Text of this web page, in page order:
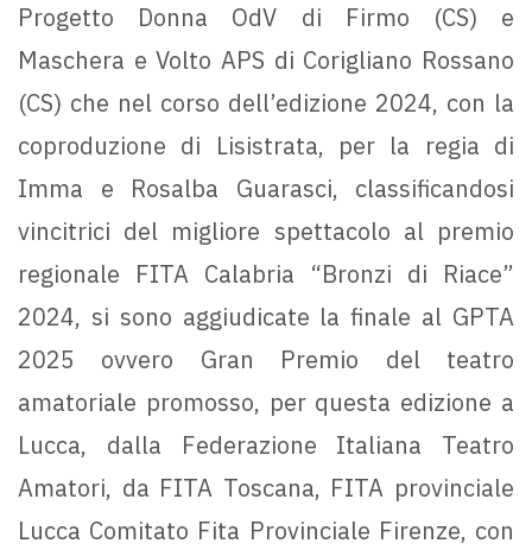
Progetto Donna OdV di Firmo (CS) e
Maschera e Volto APS di Corigliano Rossano
(CS) che nel corso dell’edizione 2024, con la
coproduzione di Lisistrata, per la regia di
Imma e Rosalba Guarasci, classificandosi
vincitrici del migliore spettacolo al premio
regionale FITA Calabria “Bronzi di Riace”
2024, si sono aggiudicate la finale al GPTA
2025 ovvero Gran Premio del teatro
amatoriale promosso, per questa edizione a
Lucca, dalla Federazione Italiana Teatro
Amatori, da FITA Toscana, FITA provinciale
Lucca Comitato Fita Provinciale Firenze, con